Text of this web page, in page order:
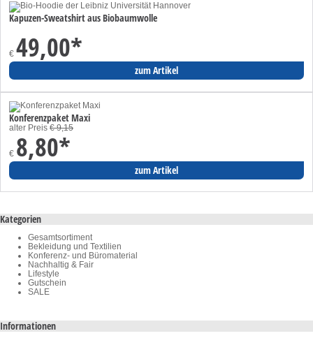
Kapuzen-Sweatshirt aus Biobaumwolle
€ 49,00*
zum Artikel
Konferenzpaket Maxi
alter Preis € 9,15
€ 8,80*
zum Artikel
Kategorien
Gesamtsortiment
Bekleidung und Textilien
Konferenz- und Büromaterial
Nachhaltig & Fair
Lifestyle
Gutschein
SALE
Informationen